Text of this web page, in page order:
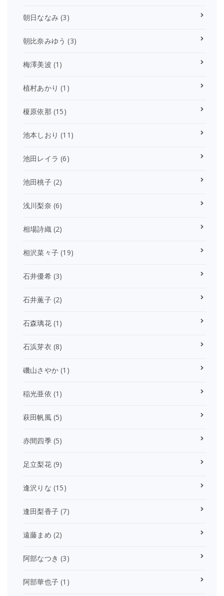
朝日ななみ (3)
朝比奈みゆう (3)
梅澤美波 (1)
植村あかり (1)
榎原依那 (15)
池本しおり (11)
池田レイラ (6)
池田桃子(2)
浅川梨奈 (6)
相場詩織(2)
相沢菜々子 (19)
石井優希(3)
石井薫子(2)
石森璃花(1)
石浜芽衣 (8)
磯山さやか (1)
稲光亜依 (1)
萩田帆風(5)
赤間四季(5)
足立梨花(9)
逢沢りな (15)
逢田梨香子 (7)
遠藤まめ (2)
阿部なつき (3)
阿部華也子 (1)